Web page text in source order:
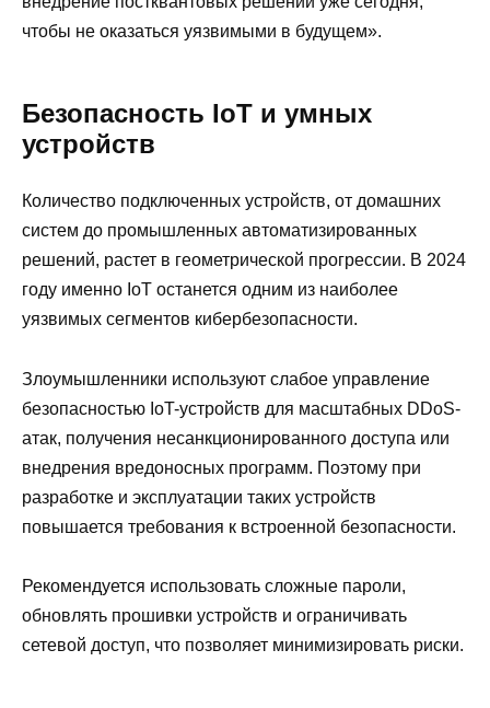
чтобы не оказаться уязвимыми в будущем».
Безопасность IoT и умных
устройств
Количество подключенных устройств, от домашних
систем до промышленных автоматизированных
решений, растет в геометрической прогрессии. В 2024
году именно IoT останется одним из наиболее
уязвимых сегментов кибербезопасности.
Злоумышленники используют слабое управление
безопасностью IoT-устройств для масштабных DDoS-
атак, получения несанкционированного доступа или
внедрения вредоносных программ. Поэтому при
разработке и эксплуатации таких устройств
повышается требования к встроенной безопасности.
Рекомендуется использовать сложные пароли,
обновлять прошивки устройств и ограничивать
сетевой доступ, что позволяет минимизировать риски.